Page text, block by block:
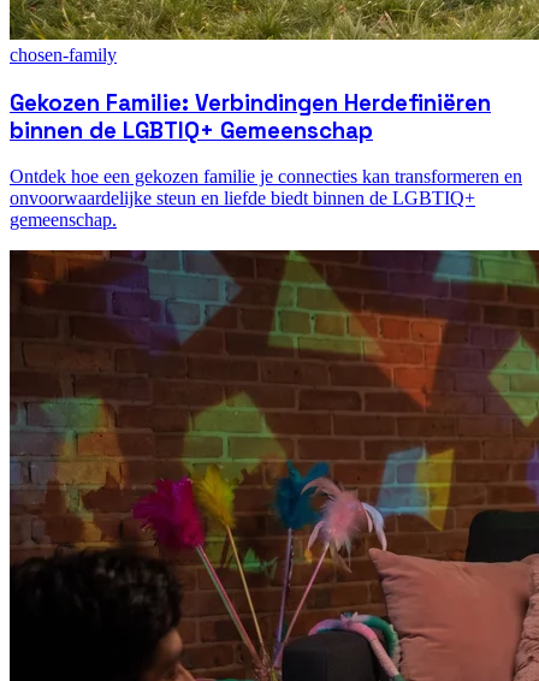
chosen-family
Gekozen Familie: Verbindingen Herdefiniëren
binnen de LGBTIQ+ Gemeenschap
Ontdek hoe een gekozen familie je connecties kan transformeren en
onvoorwaardelijke steun en liefde biedt binnen de LGBTIQ+
gemeenschap.